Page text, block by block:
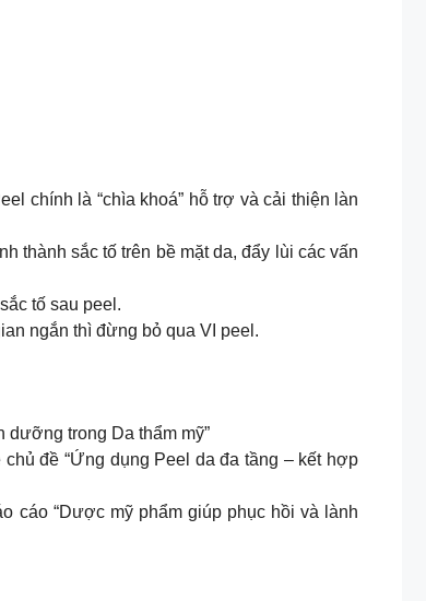
chính là “chìa khoá” hỗ trợ và cải thiện làn
thành sắc tố trên bề mặt da, đẩy lùi các vấn
tố sau peel.
ngắn thì đừng bỏ qua VI peel.
dưỡng trong Da thẩm mỹ”
đề “Ứng dụng Peel da đa tầng – kết hợp
cáo “Dược mỹ phẩm giúp phục hồi và lành